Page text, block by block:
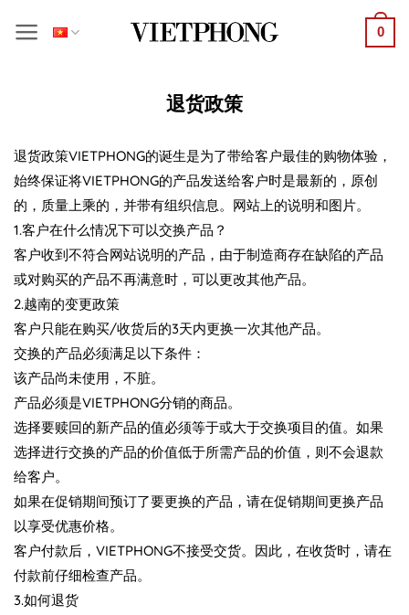
qua
0
退货政策
退货政策VIETPHONG的诞生是为了带给客户最佳的购物体验，
始终保证将VIETPHONG的产品发送给客户时是最新的，原创
的，质量上乘的，并带有组织信息。网站上的说明和图片。
1.客户在什么情况下可以交换产品？
客户收到不符合网站说明的产品，由于制造商存在缺陷的产品
或对购买的产品不再满意时，可以更改其他产品。
2.越南的变更政策
客户只能在购买/收货后的3天内更换一次其他产品。
交换的产品必须满足以下条件：
该产品尚未使用，不脏。
产品必须是VIETPHONG分销的商品。
选择要赎回的新产品的值必须等于或大于交换项目的值。如果
选择进行交换的产品的价值低于所需产品的价值，则不会退款
给客户。
如果在促销期间预订了要更换的产品，请在促销期间更换产品
以享受优惠价格。
客户付款后，VIETPHONG不接受交货。因此，在收货时，请在
付款前仔细检查产品。
3.如何退货